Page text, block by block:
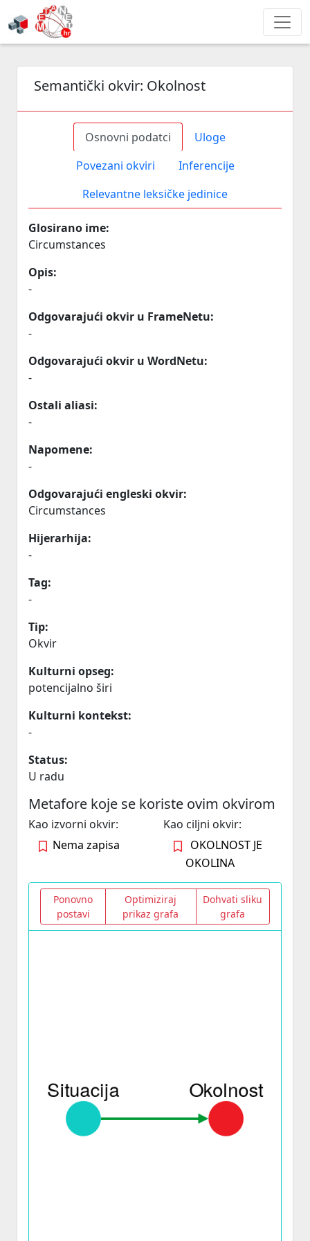
Semantički okvir: Okolnost
Osnovni podatci
Uloge
Povezani okviri
Inferencije
Relevantne leksičke jedinice
Glosirano ime:
Circumstances
Opis:
-
Odgovarajući okvir u FrameNetu:
-
Odgovarajući okvir u WordNetu:
-
Ostali aliasi:
-
Napomene:
-
Odgovarajući engleski okvir:
Circumstances
Hijerarhija:
-
Tag:
-
Tip:
Okvir
Kulturni opseg:
potencijalno širi
Kulturni kontekst:
-
Status:
U radu
Metafore koje se koriste ovim okvirom
Kao izvorni okvir:
Nema zapisa
Kao ciljni okvir:
OKOLNOST JE
OKOLINA
Ponovno
postavi
Optimiziraj
prikaz grafa
Dohvati sliku
grafa